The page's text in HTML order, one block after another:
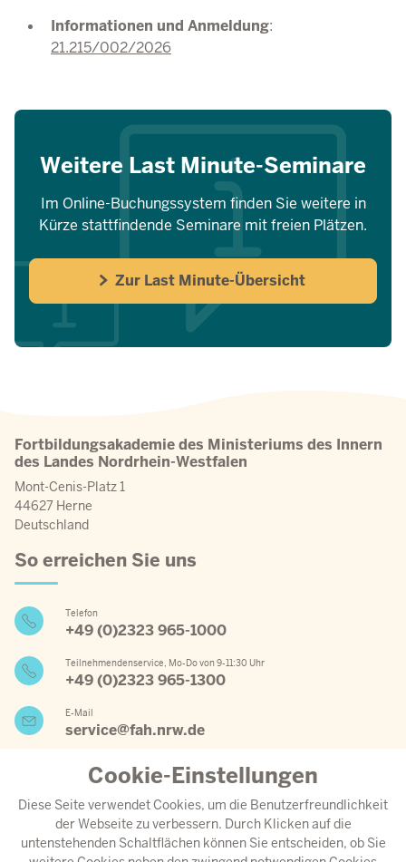
Informationen und Anmeldung:
21.215/002/2026
Weitere Last Minute-Seminare
Im Online-Buchungssystem finden Sie weitere in
Kürze stattfindende Seminare mit freien Plätzen.
Zur Last Minute-Übersicht
Fortbildungsakademie des Ministeriums des Innern
des Landes Nordrhein-Westfalen
Mont-Cenis-Platz 1
44627 Herne
Deutschland
So erreichen Sie uns
Telefon
+49 (0)2323 965-1000
Teilnehmendenservice, Mo-Do von 9-11:30 Uhr
+49 (0)2323 965-1300
E-Mail
service@fah.nrw.de
Wichtige Links
Jahresprogramm 2026
Cookie-Einstellungen
Diese Seite verwendet Cookies, um die Benutzerfreundlichkeit
der Webseite zu verbessern. Durch Klicken auf die
untenstehenden Schaltflächen können Sie entscheiden, ob Sie